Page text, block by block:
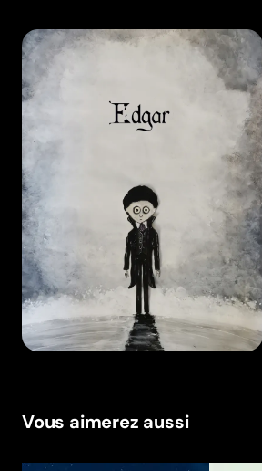
Vous aimerez aussi